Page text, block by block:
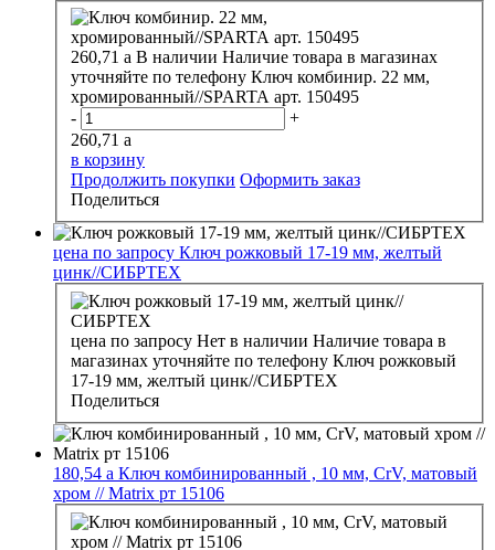
260,71 a В наличии Наличие товара в магазинах
уточняйте по телефону Ключ комбинир. 22 мм,
хромированный//SPARTA арт. 150495
-
+
260,71 a
в корзину
Продолжить покупки Оформить заказ
Поделиться
цена по запросу Ключ рожковый 17-19 мм, желтый
цинк//СИБРТЕХ
цена по запросу Нет в наличии Наличие товара в
магазинах уточняйте по телефону Ключ рожковый
17-19 мм, желтый цинк//СИБРТЕХ
Поделиться
180,54 a Ключ комбинированный , 10 мм, CrV, матовый
хром // Matrix рт 15106